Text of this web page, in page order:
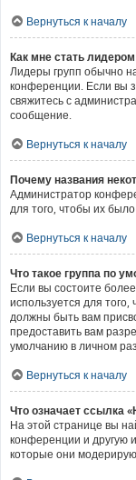
Вернуться к началу
Как мне стать
Лидеры групп обычно
конференции. Если вы
свяжитесь с
сообщение.
Вернуться к началу
Почему названия
Администратор
для того, чтобы их
Вернуться к началу
Что такое группа по
Если вы состоите
используется для
должны быть вам
предоставить вам
умолчанию в личном
Вернуться к началу
Что означает ссылка
На этой странице вы
конференции и другую
которые они